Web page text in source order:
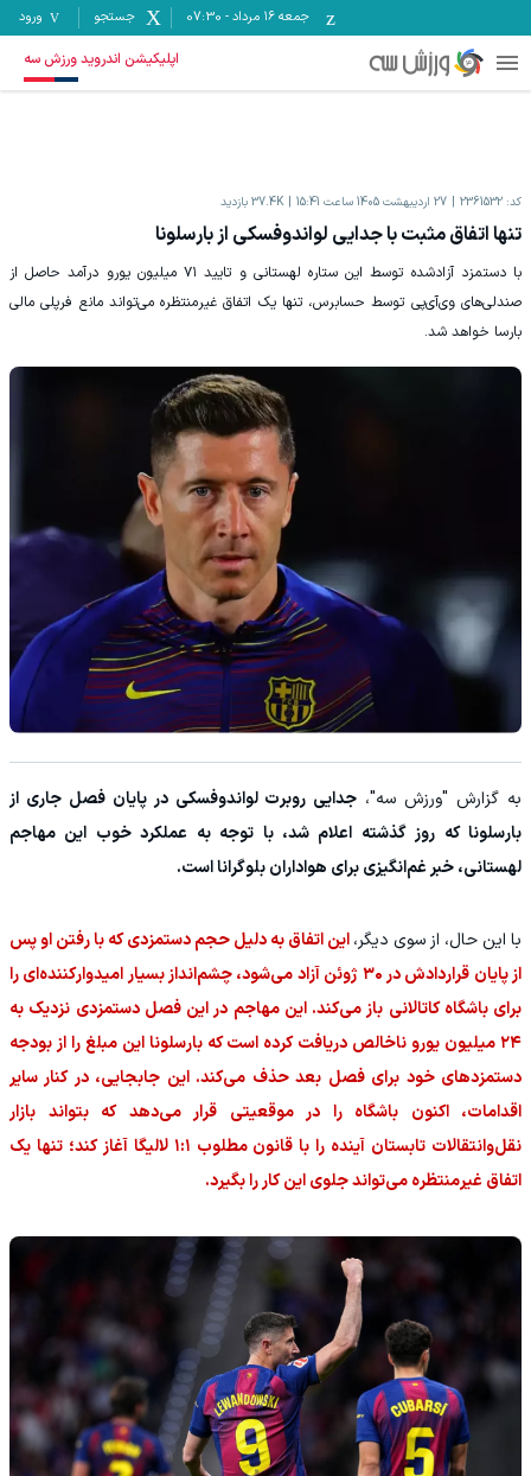
جمعه ۱۶ مرداد -
07:30 جستجو ورود
اپلیکیشن اندروید ورزش سه
کد: 2361532 27 اردیبهشت 1405 ساعت 15:41 37.4K بازدید
تنها اتفاق مثبت با جدایی لواندوفسکی از بارسلونا
با دستمزد آزادشده توسط این ستاره لهستانی و تایید ۷۱ میلیون یورو درآمد حاصل از
صندلی‌های وی‌آی‌پی توسط حسابرس، تنها یک اتفاق غیرمنتظره می‌تواند مانع فرپلی مالی
بارسا خواهد شد.
به گزارش "ورزش سه"، جدایی روبرت لواندوفسکی در پایان فصل جاری از
بارسلونا که روز گذشته اعلام شد، با توجه به عملکرد خوب این مهاجم
لهستانی، خبر غم‌انگیزی برای هواداران بلوگرانا است.
با این حال، از سوی دیگر،این اتفاق به دلیل حجم دستمزدی که با رفتن او پس
از پایان قراردادش در ۳۰ ژوئن آزاد می‌شود، چشم‌انداز بسیار امیدوارکننده‌ای را
برای باشگاه کاتالانی باز می‌کند. این مهاجم در این فصل دستمزدی نزدیک به
۲۴ میلیون یورو ناخالص دریافت کرده است که بارسلونا این مبلغ را از بودجه
دستمزدهای خود برای فصل بعد حذف می‌کند. این جابجایی، در کنار سایر
اقدامات، اکنون باشگاه را در موقعیتی قرار می‌دهد که بتواند بازار
نقل‌وانتقالات تابستان آینده را با قانون مطلوب ۱:۱ لالیگا آغاز کند؛ تنها یک
اتفاق غیرمنتظره می‌تواند جلوی این کار را بگیرد.